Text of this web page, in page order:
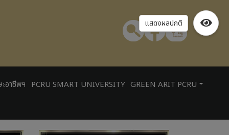
แสดงผลปกติ
อาชีพฯ PCRU SMART UNIVERSITY GREEN ARIT PCRU